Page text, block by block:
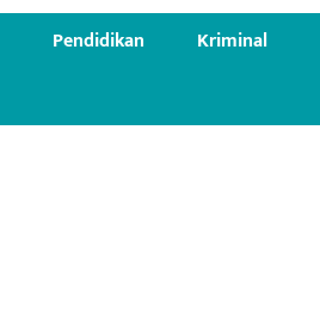
Pendidikan Kriminal